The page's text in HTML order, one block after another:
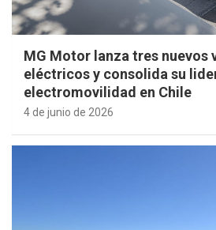
MG Motor lanza tres nuevos
eléctricos y consolida su
electromovilidad en Chile
4 de junio de 2026